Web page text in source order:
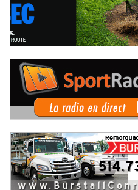
événements phares à venir